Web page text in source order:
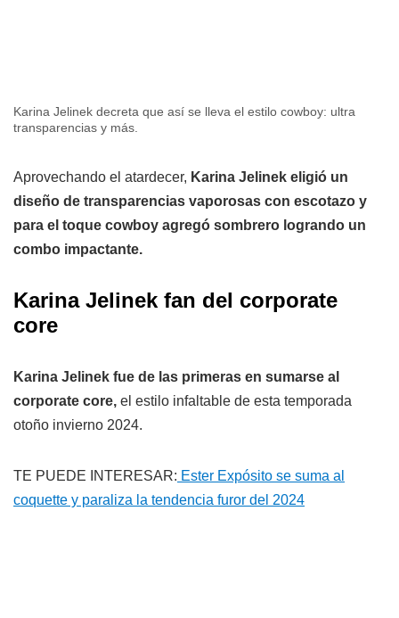
Karina Jelinek decreta que así se lleva el estilo cowboy: ultra
transparencias y más.
Aprovechando el atardecer, Karina Jelinek eligió un
diseño de transparencias vaporosas con escotazo y
para el toque cowboy agregó sombrero logrando un
combo impactante.
Karina Jelinek fan del corporate
core
Karina Jelinek fue de las primeras en sumarse al
corporate core, el estilo infaltable de esta temporada
otoño invierno 2024.
TE PUEDE INTERESAR: Ester Expósito se suma al
coquette y paraliza la tendencia furor del 2024